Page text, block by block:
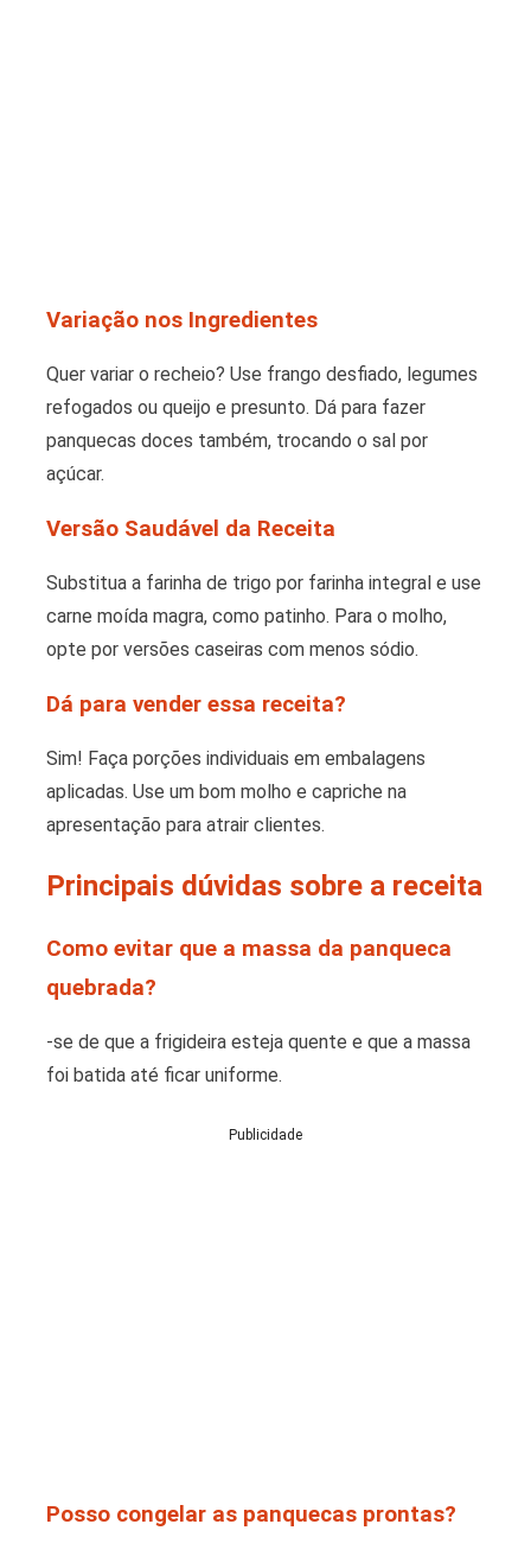
Variação nos Ingredientes
Quer variar o recheio? Use frango desfiado, legumes
refogados ou queijo e presunto. Dá para fazer
panquecas doces também, trocando o sal por
açúcar.
Versão Saudável da Receita
Substitua a farinha de trigo por farinha integral e use
carne moída magra, como patinho. Para o molho,
opte por versões caseiras com menos sódio.
Dá para vender essa receita?
Sim! Faça porções individuais em embalagens
aplicadas. Use um bom molho e capriche na
apresentação para atrair clientes.
Principais dúvidas sobre a receita
Como evitar que a massa da panqueca
quebrada?
-se de que a frigideira esteja quente e que a massa
foi batida até ficar uniforme.
Publicidade
Posso congelar as panquecas prontas?